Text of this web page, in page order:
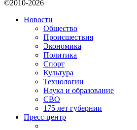
©2010-2026
Новости
Общество
Происшествия
Экономика
Политика
Спорт
Культура
Технологии
Наука и образование
СВО
175 лет губернии
Пресс-центр